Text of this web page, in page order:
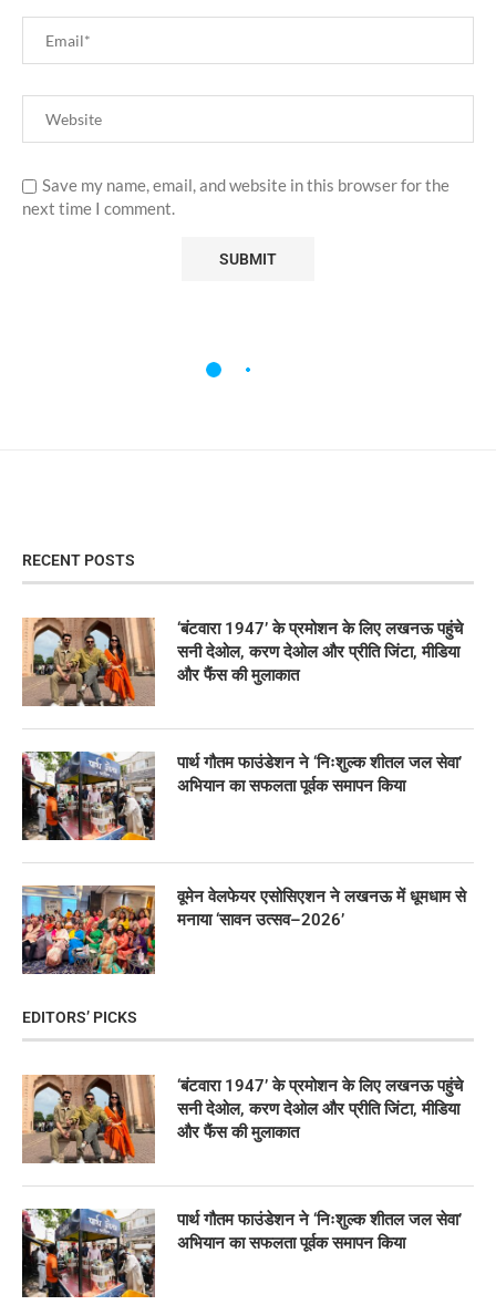
Save my name, email, and website in this browser for the
next time I comment.
RECENT POSTS
‘बंटवारा 1947’ के प्रमोशन के लिए लखनऊ पहुंचे
सनी देओल, करण देओल और प्रीति जिंटा, मीडिया
और फैंस की मुलाकात
पार्थ गौतम फाउंडेशन ने ‘निःशुल्क शीतल जल सेवा’
अभियान का सफलता पूर्वक समापन किया
वूमेन वेलफेयर एसोसिएशन ने लखनऊ में धूमधाम से
मनाया ‘सावन उत्सव–2026’
EDITORS’ PICKS
‘बंटवारा 1947’ के प्रमोशन के लिए लखनऊ पहुंचे
सनी देओल, करण देओल और प्रीति जिंटा, मीडिया
और फैंस की मुलाकात
पार्थ गौतम फाउंडेशन ने ‘निःशुल्क शीतल जल सेवा’
अभियान का सफलता पूर्वक समापन किया